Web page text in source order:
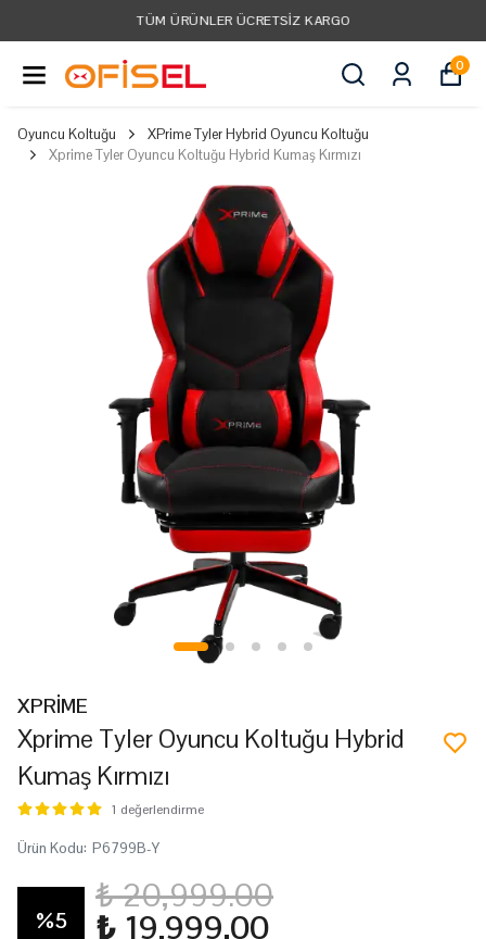
TÜM ÜRÜNLER ÜCRETSIZ KARGO
0
Oyuncu Koltuğu
XPrime Tyler Hybrid Oyuncu Koltuğu
Xprime Tyler Oyuncu Koltuğu Hybrid Kumaş Kırmızı
XPRİME
Xprime Tyler Oyuncu Koltuğu Hybrid
Kumaş Kırmızı
1 değerlendirme
Ürün Kodu: P6799B-Y
%5
₺ 20,999.00
₺ 19,999.00